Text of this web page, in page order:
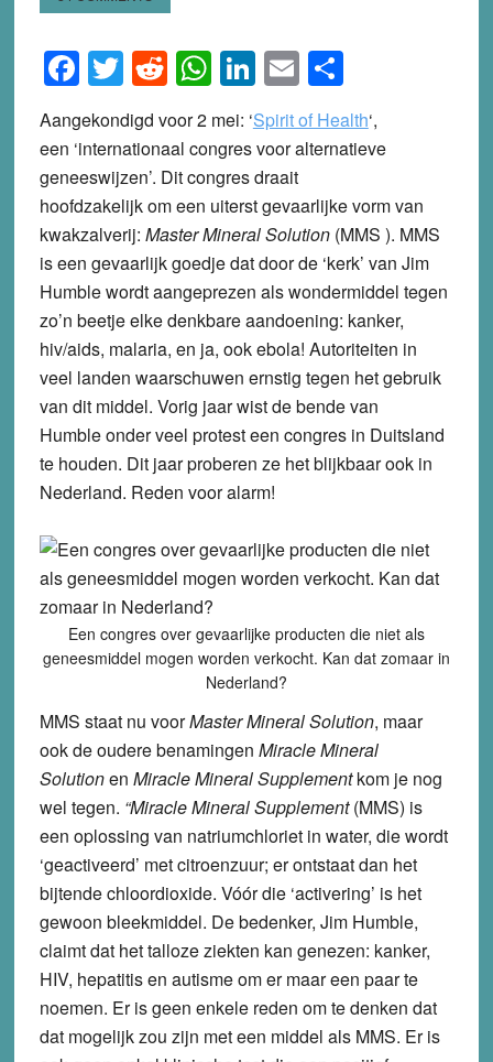
Facebook
Twitter
Reddit
WhatsApp
LinkedIn
EmailShare
Aangekondigd voor 2 mei: ‘Spirit of Health‘,
een ‘internationaal congres voor alternatieve
geneeswijzen’. Dit congres draait
hoofdzakelijk om een uiterst gevaarlijke vorm van
kwakzalverij: Master Mineral Solution (MMS ). MMS
is een gevaarlijk goedje dat door de ‘kerk’ van Jim
Humble wordt aangeprezen als wondermiddel tegen
zo’n beetje elke denkbare aandoening: kanker,
hiv/aids, malaria, en ja, ook ebola! Autoriteiten in
veel landen waarschuwen ernstig tegen het gebruik
van dit middel. Vorig jaar wist de bende van
Humble onder veel protest een congres in Duitsland
te houden. Dit jaar proberen ze het blijkbaar ook in
Nederland. Reden voor alarm!
Een congres over gevaarlijke producten die niet als
geneesmiddel mogen worden verkocht. Kan dat zomaar in
Nederland?
MMS staat nu voorMaster Mineral Solution, maar
ook de oudere benamingen Miracle Mineral
Solutionen Miracle Mineral Supplementkom je nog
wel tegen. “Miracle Mineral Supplement(MMS) is
een oplossing van natriumchloriet in water, die wordt
‘geactiveerd’ met citroenzuur; er ontstaat dan het
bijtende chloordioxide. Vóór die ‘activering’ is het
gewoon bleekmiddel. De bedenker, Jim Humble,
claimt dat het talloze ziekten kan genezen: kanker,
HIV, hepatitis en autisme om er maar een paar te
noemen. Er is geen enkele reden om te denken dat
dat mogelijk zou zijn met een middel als MMS. Er is